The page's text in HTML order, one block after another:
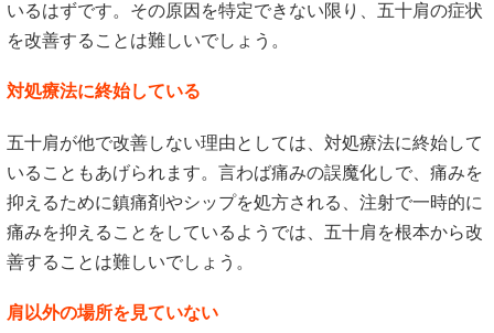
いるはずです。その原因を特定できない限り、五十肩の症状
を改善することは難しいでしょう。
対処療法に終始している
五十肩が他で改善しない理由としては、対処療法に終始して
いることもあげられます。言わば痛みの誤魔化しで、痛みを
抑えるために鎮痛剤やシップを処方される、注射で一時的に
痛みを抑えることをしているようでは、五十肩を根本から改
善することは難しいでしょう。
肩以外の場所を見ていない